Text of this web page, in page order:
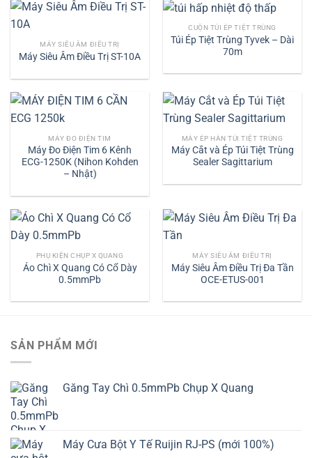
MÁY SIÊU ÂM ĐIỀU TRỊ
Máy Siêu Âm Điều Trị ST-10A
CUỘN TÚI ÉP TIỆT TRÙNG
Túi Ép Tiệt Trùng Tyvek – Dài
70m
MÁY ĐO ĐIỆN TIM
Máy Đo Điện Tim 6 Kênh
ECG-1250K (Nihon Kohden
– Nhật)
MÁY ÉP HÀN TÚI TIỆT TRÙNG
Máy Cắt và Ép Túi Tiệt Trùng
Sealer Sagittarium
PHỤ KIỆN CHỤP X QUANG
Áo Chì X Quang Có Cổ Dày
0.5mmPb
MÁY SIÊU ÂM ĐIỀU TRỊ
Máy Siêu Âm Điều Trị Đa Tần
OCE-ETUS-001
SẢN PHẨM MỚI
Găng Tay Chì 0.5mmPb Chụp X Quang
Máy Cưa Bột Y Tế Ruijin RJ-PS (mới 100%)